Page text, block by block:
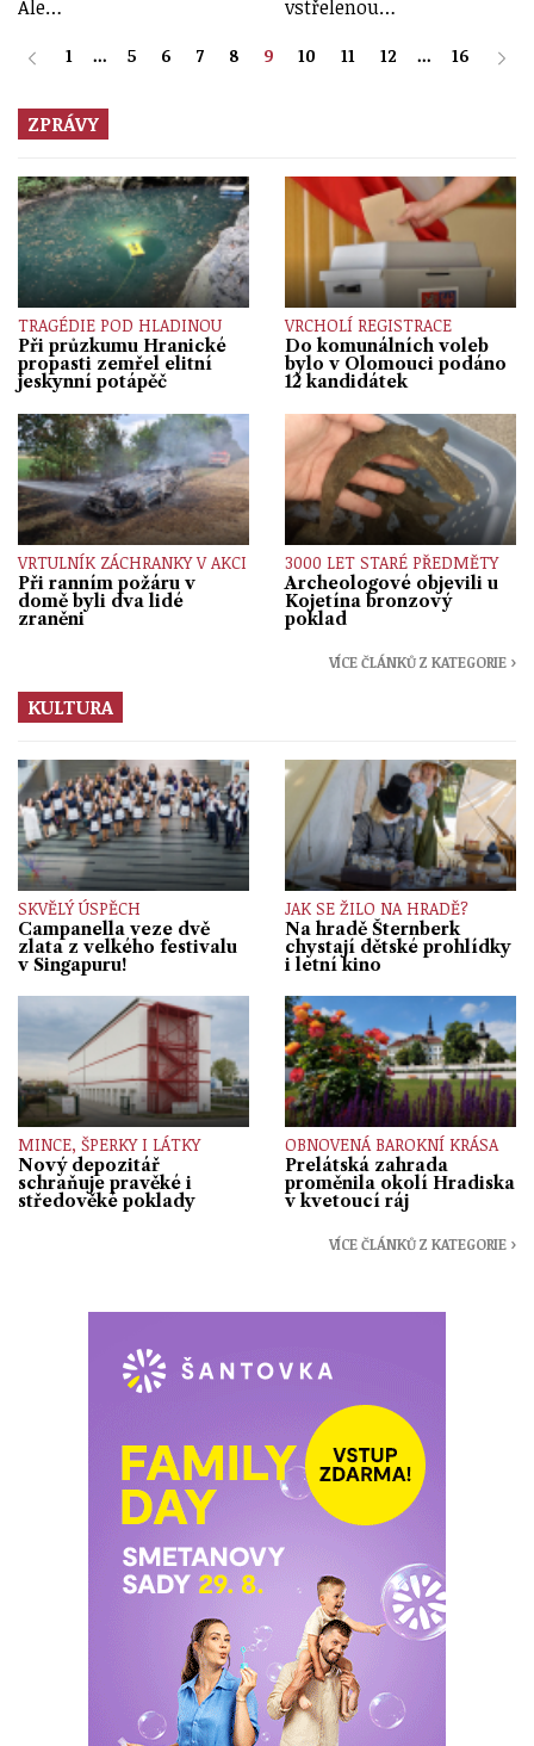
Ale… vstřelenou…
1 ... 5 6 7 8 9 10 11 12 ... 16
ZPRÁVY
TRAGÉDIE POD HLADINOU
Při průzkumu Hranické
propasti zemřel elitní
jeskynní potápěč
VRCHOLÍ REGISTRACE
Do komunálních voleb
bylo v Olomouci podáno
12 kandidátek
VRTULNÍK ZÁCHRANKY V AKCI
Při ranním požáru v
domě byli dva lidé
zraněni
3000 LET STARÉ PŘEDMĚTY
Archeologové objevili u
Kojetína bronzový
poklad
VÍCE ČLÁNKŮ Z KATEGORIE ›
KULTURA
SKVĚLÝ ÚSPĚCH
Campanella veze dvě
zlata z velkého festivalu
v Singapuru!
JAK SE ŽILO NA HRADĚ?
Na hradě Šternberk
chystají dětské prohlídky
i letní kino
MINCE, ŠPERKY I LÁTKY
Nový depozitář
schraňuje pravěké i
středověké poklady
OBNOVENÁ BAROKNÍ KRÁSA
Prelátská zahrada
proměnila okolí Hradiska
v kvetoucí ráj
VÍCE ČLÁNKŮ Z KATEGORIE ›